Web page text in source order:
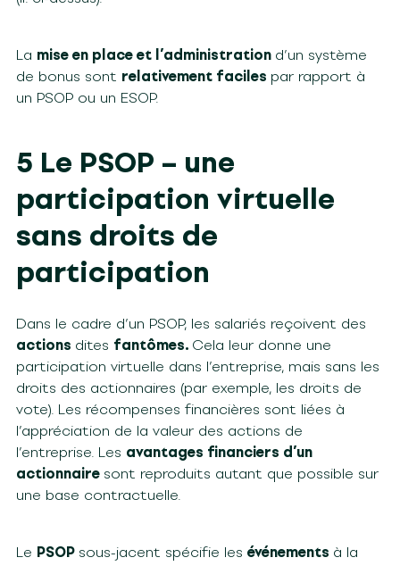
La mise en place et l’administration d’un système
de bonus sont relativement faciles par rapport à
un PSOP ou un ESOP.
5 Le PSOP – une
participation virtuelle
sans droits de
participation
Dans le cadre d’un PSOP, les salariés reçoivent des
actions dites fantômes. Cela leur donne une
participation virtuelle dans l’entreprise, mais sans les
droits des actionnaires (par exemple, les droits de
vote). Les récompenses financières sont liées à
l’appréciation de la valeur des actions de
l’entreprise. Les avantages financiers d’un
actionnaire sont reproduits autant que possible sur
une base contractuelle.
Le PSOP sous-jacent spécifie les événements à la